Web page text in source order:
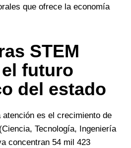
que ofrece la economía
STEM
futuro
del estado
es el crecimiento de
Tecnología, Ingeniería
concentran 54 mil 423